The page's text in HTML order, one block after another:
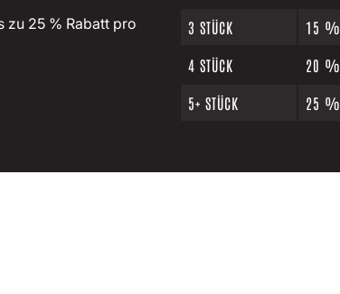
zu 25 % Rabatt pro
3 STÜCK 15 %
4 STÜCK 20 %
5+ STÜCK 25 %